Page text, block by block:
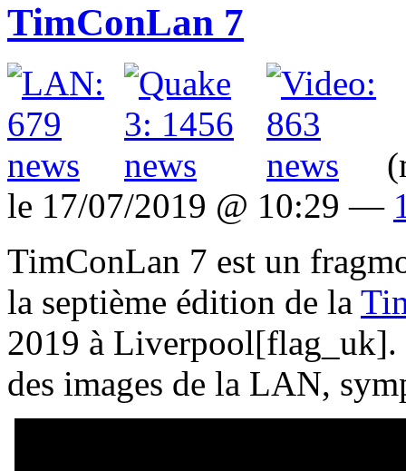
TimConLan 7
le 17/07/2019 @ 10:29 —
TimConLan 7 est un
la septième édition de la
2019 à Liverpool[flag_uk].
des images de la LAN,